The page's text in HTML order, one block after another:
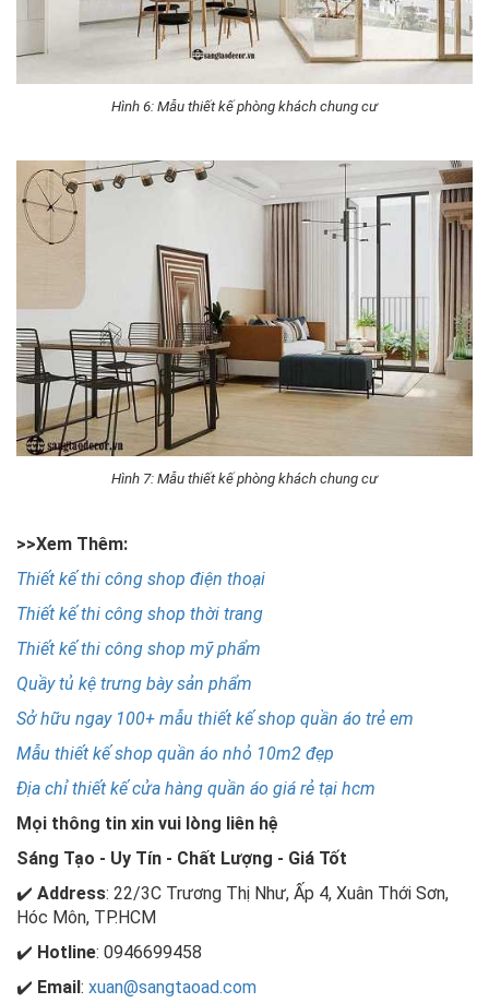
Hình 6: Mẫu thiết kế phòng khách chung cư
Hình 7: Mẫu thiết kế phòng khách chung cư
>>Xem Thêm:
Thiết kế thi công shop điện thoại
Thiết kế thi công shop thời trang
Thiết kế thi công shop mỹ phẩm
Quầy tủ kệ trưng bày sản phẩm
Sở hữu ngay 100+ mẫu thiết kế shop quần áo trẻ em
Mẫu thiết kế shop quần áo nhỏ 10m2 đẹp
Địa chỉ thiết kế cửa hàng quần áo giá rẻ tại hcm
Mọi thông tin xin vui lòng liên hệ
Sáng Tạo - Uy Tín - Chất Lượng - Giá Tốt
✔️ Address: 22/3C Trương Thị Như, Ấp 4, Xuân Thới Sơn,
Hóc Môn, TP.HCM
✔️ Hotline: 0946699458
✔️ Email : xuan@sangtaoad.com